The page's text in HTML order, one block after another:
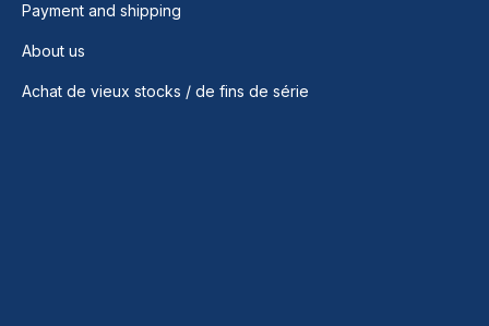
Payment and shipping
About us
Achat de vieux stocks / de fins de série